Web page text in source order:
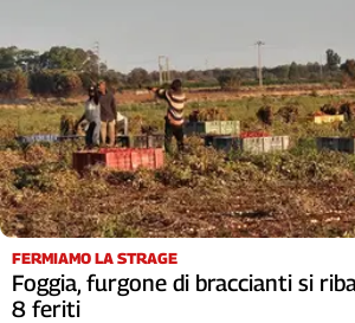
Contatti
La
redazione
Newsletter
Social
FERMIAMO LA STRAGE
Foggia, furgone di braccianti si
8 feriti